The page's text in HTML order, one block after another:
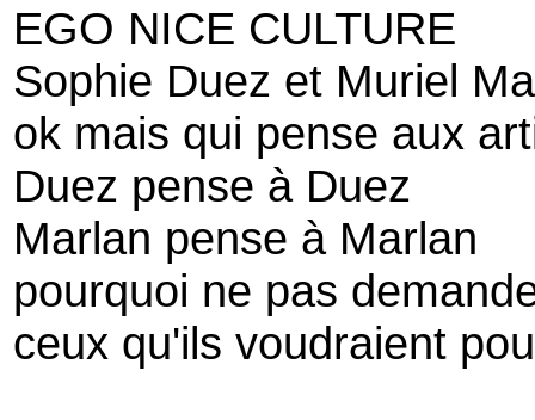
EGO NICE CULTURE
Sophie Duez et Muriel
ok mais qui pense aux
Duez pense à Duez
Marlan pense à Marlan
pourquoi ne pas
ceux qu'ils voudraient